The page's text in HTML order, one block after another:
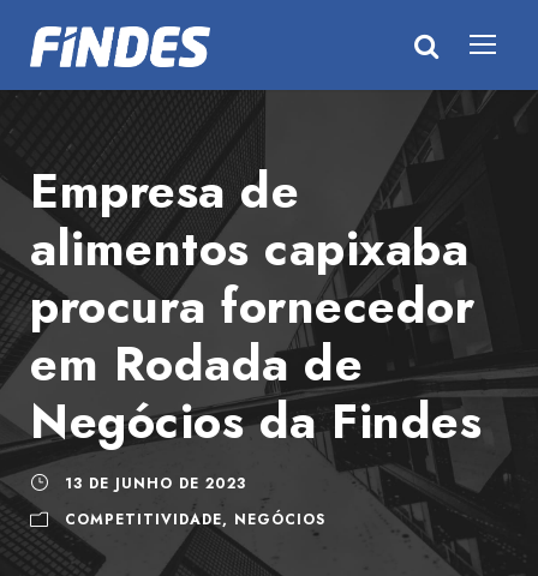
Empresa de
alimentos capixaba
procura fornecedor
em Rodada de
Negócios da Findes
13 DE JUNHO DE 2023
COMPETITIVIDADE, NEGÓCIOS